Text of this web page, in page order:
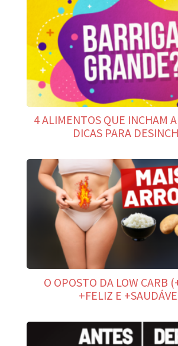
4 ALIMENTOS QUE INCHAM
DICAS PARA
O OPOSTO DA LOW CARB
+FELIZ E